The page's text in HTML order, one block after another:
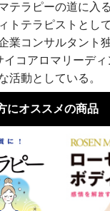
テラピーの道に入
トテラピストとし
業コンサルタント
イコアロマリーデ
活動としている。
にオススメの商品